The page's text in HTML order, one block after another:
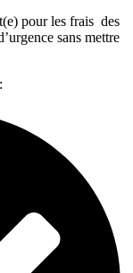
pour les frais des
sans mettre